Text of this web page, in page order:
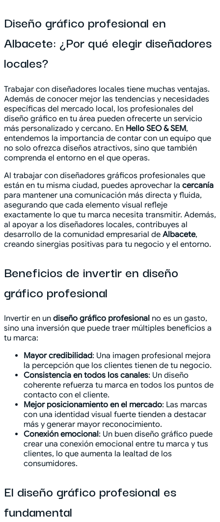
Diseño gráfico profesional en
Albacete: ¿Por qué elegir diseñadores
locales?
Trabajar con diseñadores locales tiene muchas ventajas.
Además de conocer mejor las tendencias y necesidades
específicas del mercado local, los profesionales del
diseño gráfico en tu área pueden ofrecerte un servicio
más personalizado y cercano. En Hello SEO & SEM,
entendemos la importancia de contar con un equipo que
no solo ofrezca diseños atractivos, sino que también
comprenda el entorno en el que operas.
Al trabajar con diseñadores gráficos profesionales que
están en tu misma ciudad, puedes aprovechar la cercanía
para mantener una comunicación más directa y fluida,
asegurando que cada elemento visual refleje
exactamente lo que tu marca necesita transmitir. Además,
al apoyar a los diseñadores locales, contribuyes al
desarrollo de la comunidad empresarial de Albacete,
creando sinergias positivas para tu negocio y el entorno.
Beneficios de invertir en diseño
gráfico profesional
Invertir en un diseño gráfico profesional no es un gasto,
sino una inversión que puede traer múltiples beneficios a
tu marca:
Mayor credibilidad: Una imagen profesional mejora
la percepción que los clientes tienen de tu negocio.
Consistencia en todos los canales: Un diseño
coherente refuerza tu marca en todos los puntos de
contacto con el cliente.
Mejor posicionamiento en el mercado: Las marcas
con una identidad visual fuerte tienden a destacar
más y generar mayor reconocimiento.
Conexión emocional: Un buen diseño gráfico puede
crear una conexión emocional entre tu marca y tus
clientes, lo que aumenta la lealtad de los
consumidores.
El diseño gráfico profesional es
fundamental